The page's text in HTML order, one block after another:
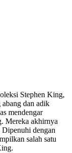
Stephen King,
abang dan adik
mendengar
Mereka akhirnya
Dipenuhi dengan
salah satu